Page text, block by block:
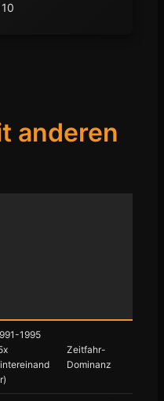
anderen
1995
Zeitfahr-
Dominanz